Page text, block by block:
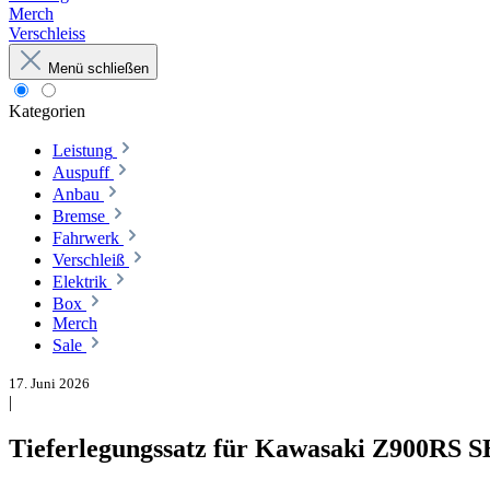
Merch
Verschleiss
Menü schließen
Kategorien
Leistung
Auspuff
Anbau
Bremse
Fahrwerk
Verschleiß
Elektrik
Box
Merch
Sale
17. Juni 2026
|
Tieferlegungssatz für Kawasaki Z900RS